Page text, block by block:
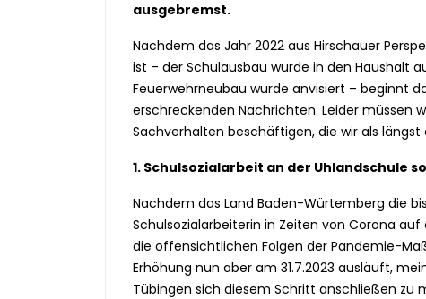
ausgebremst.
Nachdem das Jahr 2022 aus Hirschauer
ist – der Schulausbau wurde in den Haushalt
Feuerwehrneubau wurde anvisiert – beginnt
erschreckenden Nachrichten. Leider müssen
Sachverhalten beschäftigen, die wir als
1. Schulsozialarbeit an der Uhlandschule
Nachdem das Land Baden-Würtemberg die
Schulsozialarbeiterin in Zeiten von Corona
die offensichtlichen Folgen der Pandemie-
Erhöhung nun aber am 31.7.2023 ausläuft,
Tübingen sich diesem Schritt anschließen zu